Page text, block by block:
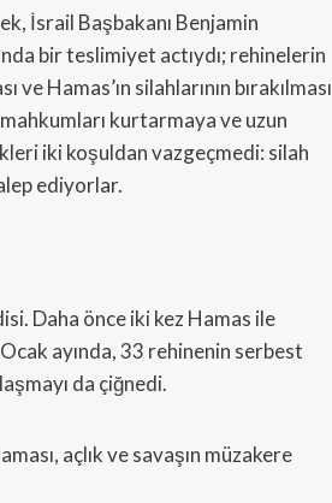
İsrail Başbakanı Benjamin
bir teslimiyet actıydı; rehinelerin
Hamas’ın silahlarının bırakılması
kurtarmaya ve uzun
iki koşuldan vazgeçmedi: silah
ediyorlar.
Daha önce iki kez Hamas ile
ayında, 33 rehinenin serbest
da çiğnedi.
açlık ve savaşın müzakere